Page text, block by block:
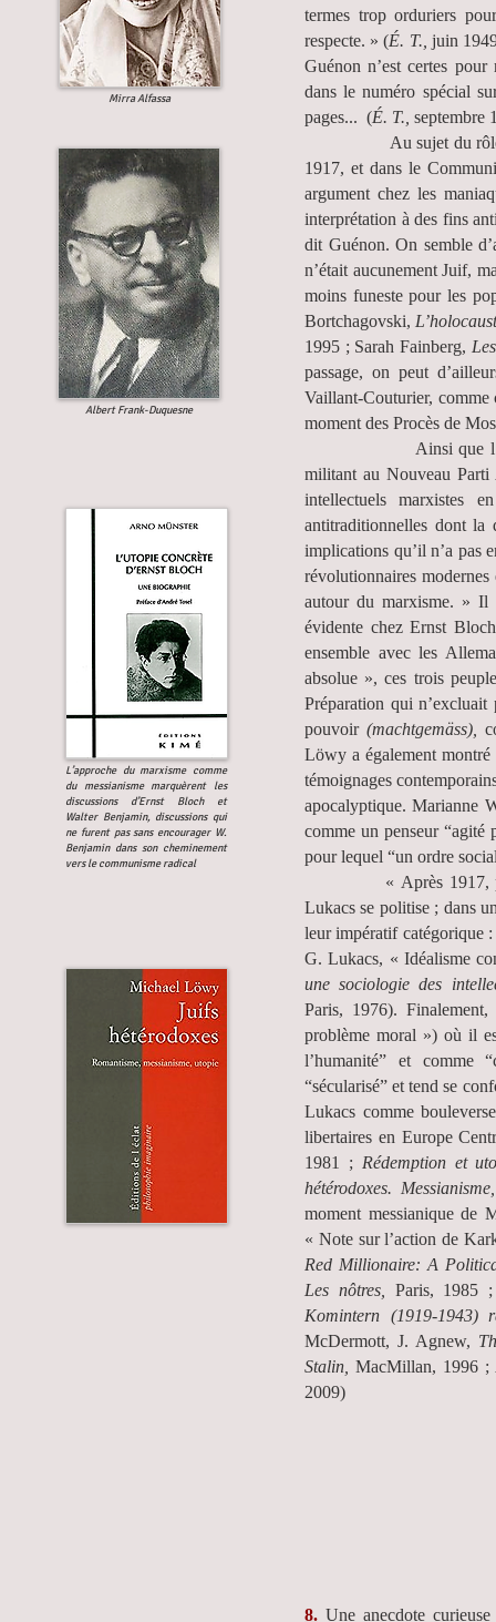
termes trop orduriers
respecte. » (É. T., juin
Guénon n’est certes
dans le numéro spécial
pages... (É. T., septembre
Au sujet du rôle
1917, et dans le
argument chez les
interprétation à des fins
dit Guénon. On semble
n’était aucunement Juif,
moins funeste pour les
Bortchagovski,
1995 ; Sarah Fainberg,
passage, on peut
Vaillant-Couturier, comme
moment des Procès de
Ainsi que l’a
militant au Nouveau Parti
intellectuels marxistes
antitraditionnelles dont la
implications qu’il n’a pas
révolutionnaires
autour du marxisme. » Il
évidente chez Ernst
ensemble avec les
absolue », ces trois
Préparation qui
pouvoir (machtgemäss),
Löwy a également
témoignages
apocalyptique. Marianne
comme un penseur “agité
pour lequel “un ordre
« Après 1917,
Lukacs se politise ; dans
leur impératif catégorique
G. Lukacs, « Idéalisme
une sociologie des
Paris, 1976).
problème moral ») où il
l’humanité” et comme
“sécularisé” et tend se
Lukacs comme
libertaires en Europe
1981 ; Rédemption et
hétérodoxes.
moment messianique de
« Note sur l’action de
Red Millionaire: A
Les nôtres,
Paris, 1985
Komintern (1919-1943)
McDermott, J. Agnew,
Stalin, MacMillan, 1996 ;
2009)
Mirra Alfassa
Albert Frank-Duquesne
L’approche du marxisme comme
du messianisme marquèrent les
discussions d’Ernst Bloch et
Walter Benjamin, discussions qui
ne furent pas sans encourager W.
Benjamin dans son cheminement
vers le communisme radical
8. Une anecdote